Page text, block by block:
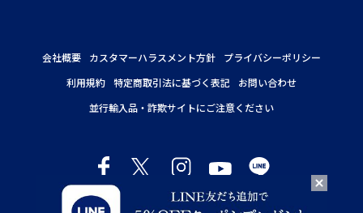
会社概要 カスタマーハラスメント方針
プライバシーポリシー
利用規約 特定商取引法に基づく表記
お問い合わせ
並行輸入品・詐欺サイトにご注意ください